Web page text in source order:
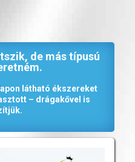
de más típusú
látható ékszereket
– drágakővel is